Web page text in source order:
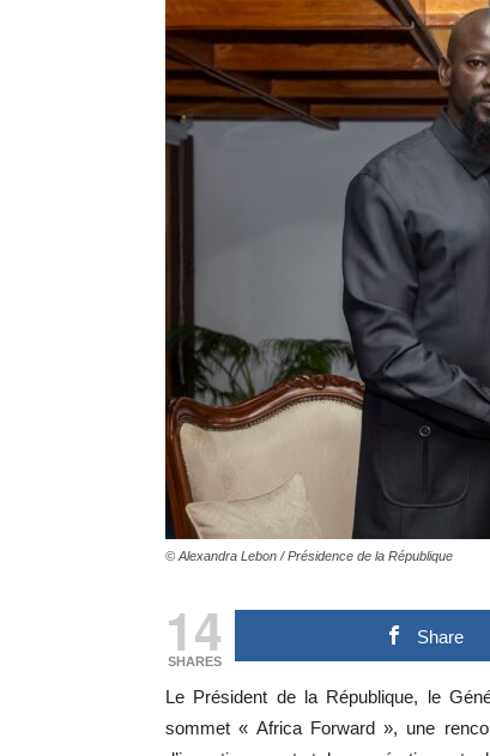
© Alexandra Lebon / Présidence de la République
14
SHARES
Share
Le Président de la République, le
sommet « Africa Forward », une